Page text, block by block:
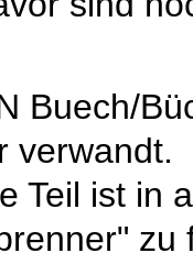
Buech/
verwandt.
Teil ist in
zu